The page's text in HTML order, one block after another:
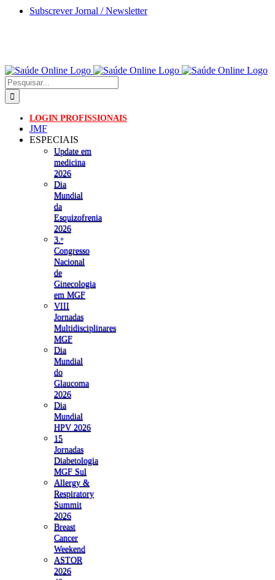
Skip
Subscrever Jornal / Newsletter
Pesquisar
LOGIN PROFISSIONAIS
JMF
ESPECIAIS
Update em
medicina
2026
Dia
Mundial
da
Esquizofrenia
2026
3.ᵒ
Congresso
Nacional
de
Ginecologia
em MGF
VIII
Jornadas
Multidisciplinares
MGF
Dia
Mundial
do
Glaucoma
2026
Dia
Mundial
HPV 2026
15
Jornadas
Diabetologia
MGF Sul
Allergy &
Respiratory
Summit
2026
Breast
Cancer
Weekend
ASTOR
2026